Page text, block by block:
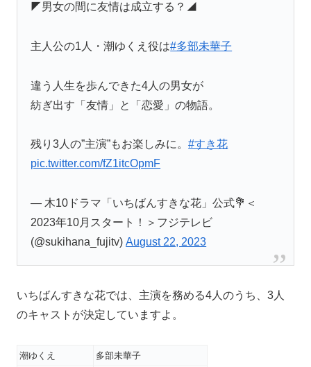
◤男女の間に友情は成立する？◢
主人公の1人・潮ゆくえ役は#多部未華子
違う人生を歩んできた4人の男女が
紡ぎ出す「友情」と「恋愛」の物語。
残り3人の”主演”もお楽しみに。#すき花
pic.twitter.com/fZ1itcOpmF
— 木10ドラマ「いちばんすきな花」公式💐＜
2023年10月スタート！＞フジテレビ
(@sukihana_fujitv)August 22, 2023
いちばんすきな花では、主演を務める4人のうち、3人
のキャストが決定していますよ。
潮ゆくえ
多部未華子